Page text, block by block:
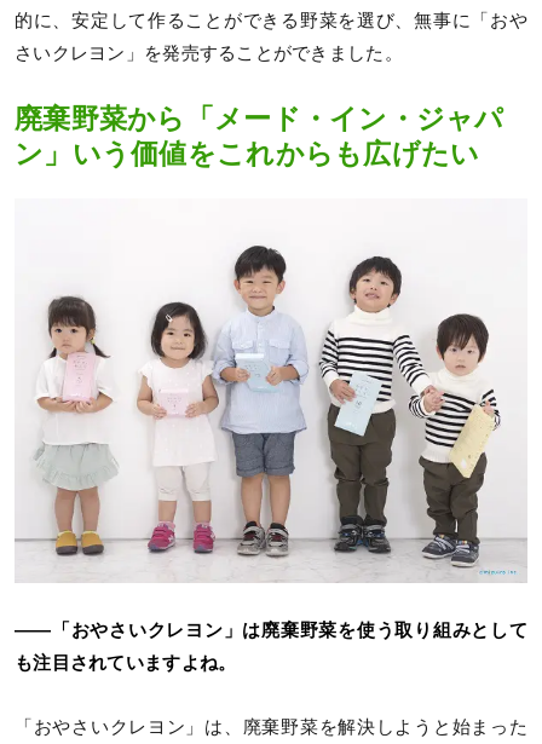
的に、安定して作ることができる野菜を選び、無事に「おや
さいクレヨン」を発売することができました。
廃棄野菜から「メード・イン・ジャパ
ン」いう価値をこれからも広げたい
――「おやさいクレヨン」は廃棄野菜を使う取り組みとして
も注目されていますよね。
「おやさいクレヨン」は、廃棄野菜を解決しようと始まった